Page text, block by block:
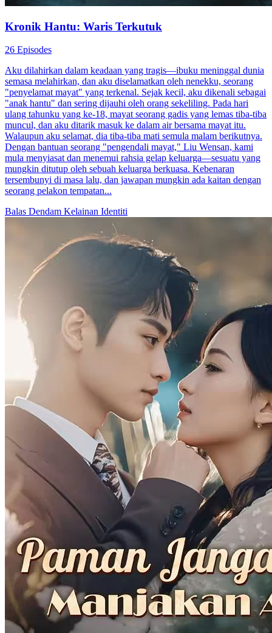
Kronik Hantu: Waris Terkutuk
26 Episodes
Aku dilahirkan dalam keadaan yang tragis—ibuku meninggal dunia
semasa melahirkan, dan aku diselamatkan oleh nenekku, seorang
"penyelamat mayat" yang terkenal. Sejak kecil, aku dikenali sebagai
"anak hantu" dan sering dijauhi oleh orang sekeliling. Pada hari
ulang tahunku yang ke-18, mayat seorang gadis yang lemas tiba-tiba
muncul, dan aku ditarik masuk ke dalam air bersama mayat itu.
Walaupun aku selamat, dia tiba-tiba mati semula malam berikutnya.
Dengan bantuan seorang "pengendali mayat," Liu Wensan, kami
mula menyiasat dan menemui rahsia gelap keluarga—sesuatu yang
mungkin ditutup oleh sebuah keluarga berkuasa. Kebenaran
tersembunyi di masa lalu, dan jawapan mungkin ada kaitan dengan
seorang pelakon tempatan...
Balas Dendam Kelainan Identiti